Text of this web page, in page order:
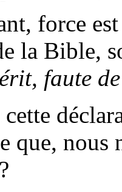
force
la Bible,
faute
que, nous